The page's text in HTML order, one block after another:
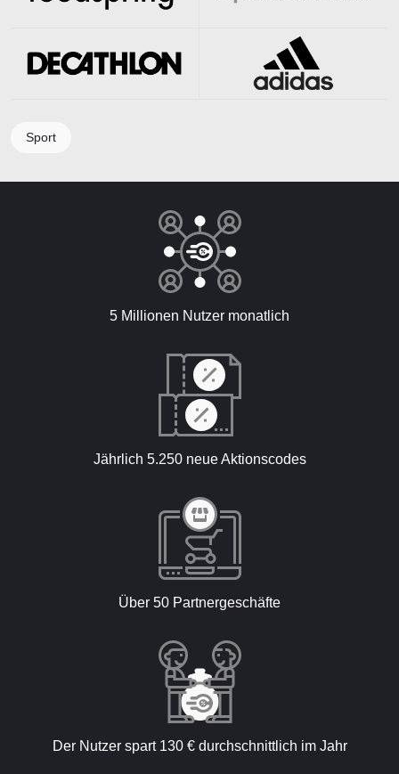
Sport
5 Millionen Nutzer monatlich
Jährlich 5.250 neue Aktionscodes
Über 50 Partnergeschäfte
Der Nutzer spart 130 € durchschnittlich im Jahr